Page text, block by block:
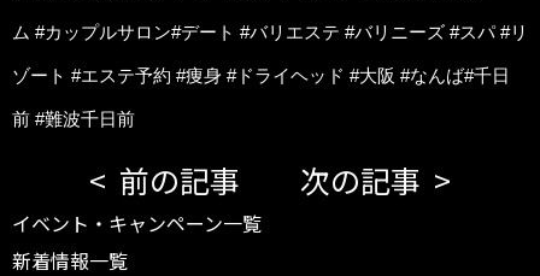
ム #カップルサロン#デート #バリエステ #バリニーズ #スパ #リ
ゾート #エステ予約 #痩身 #ドライヘッド #大阪 #なんば#千日
前 #難波千日前
前の記事 次の記事
イベント・キャンペーン一覧
新着情報一覧